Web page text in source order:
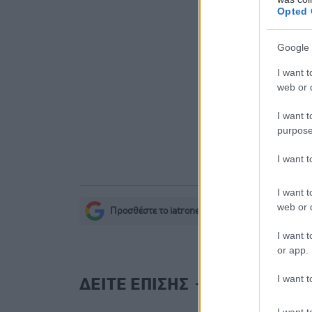
Opted
Google
I want
web or
I want
I want
I want
web or
I want
or app.
I want
σοβαρών
Δίαιτα
Ο FDA
Προσθέστε το iatronet.gr στο Discover
ΔΕΙΤΕ ΕΠΙΣΗΣ